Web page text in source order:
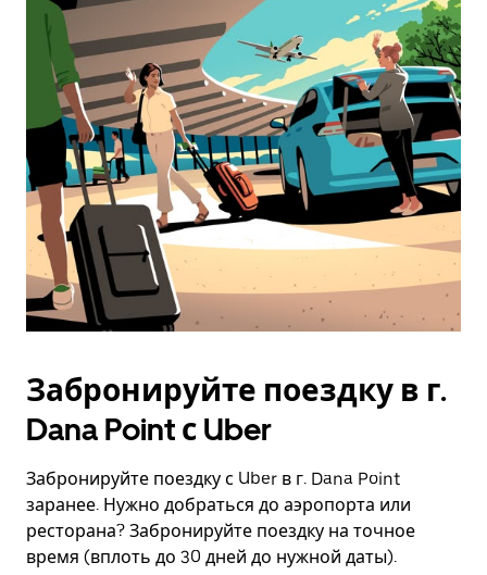
Забронируйте поездку в г.
Dana Point с Uber
Забронируйте поездку с Uber в г. Dana Point
заранее. Нужно добраться до аэропорта или
ресторана? Забронируйте поездку на точное
время (вплоть до 30 дней до нужной даты).